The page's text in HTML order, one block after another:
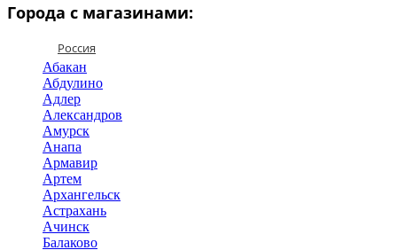
Города с магазинами:
Россия
Абакан
Абдулино
Адлер
Александров
Амурск
Анапа
Армавир
Артем
Архангельск
Астрахань
Ачинск
Балаково